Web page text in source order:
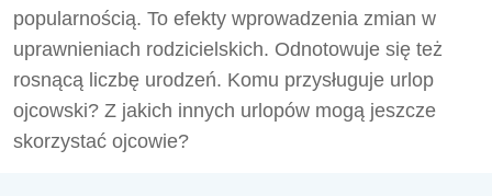
popularnością. To efekty wprowadzenia zmian w
uprawnieniach rodzicielskich. Odnotowuje się też
rosnącą liczbę urodzeń. Komu przysługuje urlop
ojcowski? Z jakich innych urlopów mogą jeszcze
skorzystać ojcowie?